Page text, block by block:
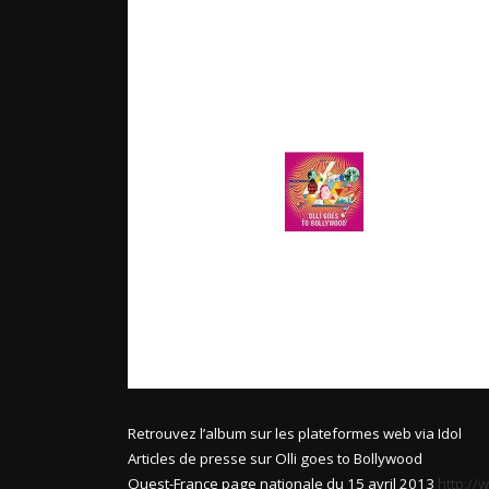
Retrouvez l’album sur les plateformes web via Idol
Articles de presse sur Olli goes to Bollywood
Ouest-France page nationale du 15 avril 2013 http://